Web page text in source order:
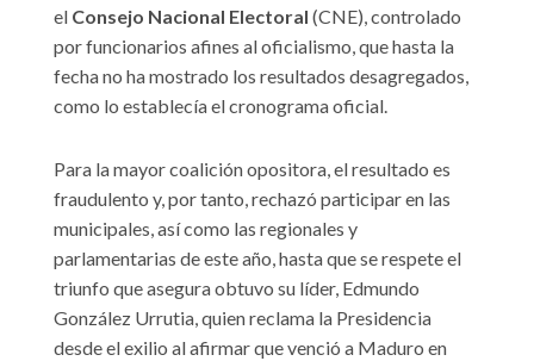
el Consejo Nacional Electoral (CNE), controlado
por funcionarios afines al oficialismo, que hasta la
fecha no ha mostrado los resultados desagregados,
como lo establecía el cronograma oficial.
Para la mayor coalición opositora, el resultado es
fraudulento y, por tanto, rechazó participar en las
municipales, así como las regionales y
parlamentarias de este año, hasta que se respete el
triunfo que asegura obtuvo su líder, Edmundo
González Urrutia, quien reclama la Presidencia
desde el exilio al afirmar que venció a Maduro en